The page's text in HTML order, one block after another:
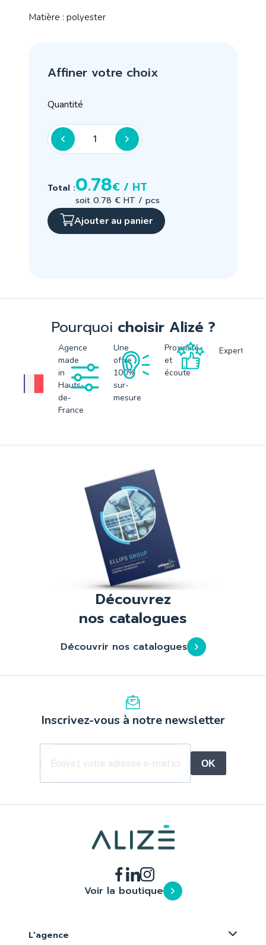
Matière : polyester
Affiner votre choix
Quantité
Total :0.78€ / HT
soit 0.78 € HT / pcs
Ajouter au panier
Pourquoi choisir Alizé ?
Agence
made
in
Hauts-
de-
France
Une
offre
100%
sur-
mesure
Proximité
et
écoute
Expertise
Découvrez
nos catalogues
Découvrir nos catalogues
Inscrivez-vous à notre newsletter
OK
Voir la boutique
L'agence